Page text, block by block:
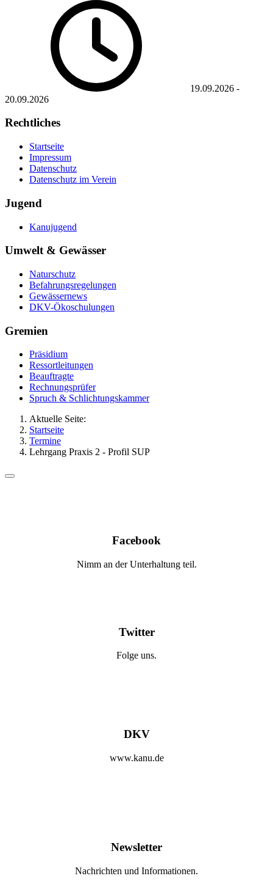
19.09.2026 -
20.09.2026
Rechtliches
Startseite
Impressum
Datenschutz
Datenschutz im Verein
Jugend
Kanujugend
Umwelt & Gewässer
Naturschutz
Befahrungsregelungen
Gewässernews
DKV-Ökoschulungen
Gremien
Präsidium
Ressortleitungen
Beauftragte
Rechnungsprüfer
Spruch & Schlichtungskammer
Aktuelle Seite:
Startseite
Termine
Lehrgang Praxis 2 - Profil SUP
Facebook
Nimm an der Unterhaltung teil.
Twitter
Folge uns.
DKV
www.kanu.de
Newsletter
Nachrichten und Informationen.